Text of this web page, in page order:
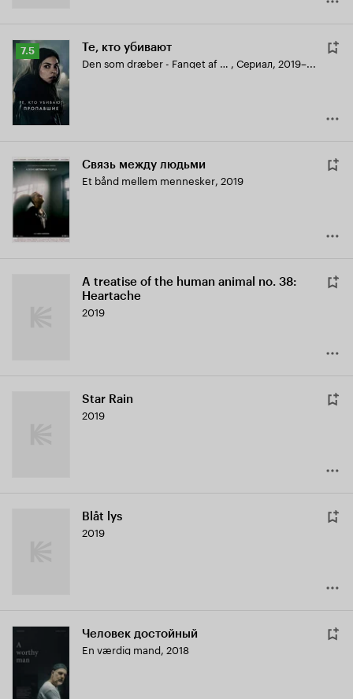
Рейтинг
Кинопоиска
7.5
7.5 Те, кто убивают
Den som dræber - Fanget af mørket , Сериал, 2019–...
Связь между людьми
Et bånd mellem mennesker, 2019
A treatise of the human animal no. 38:
Heartache
2019
Star Rain
2019
Blåt lys
2019
Человек достойный
En værdig mand, 2018